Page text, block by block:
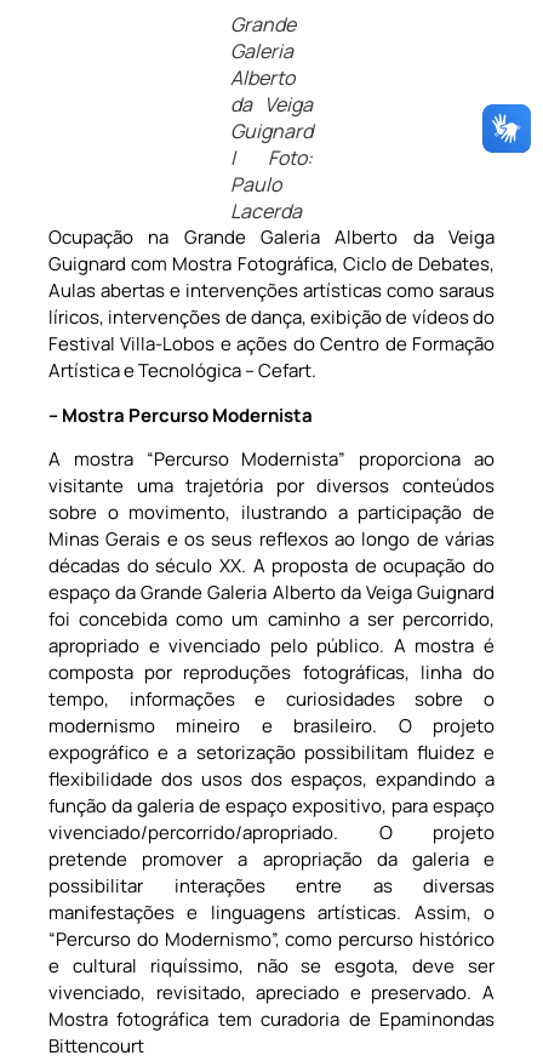
Grande
Galeria
Alberto
da Veiga
Guignard
| Foto:
Paulo
Lacerda
Ocupação na Grande Galeria Alberto da Veiga
Guignard com Mostra Fotográfica, Ciclo de Debates,
Aulas abertas e intervenções artísticas como saraus
líricos, intervenções de dança, exibição de vídeos do
Festival Villa-Lobos e ações do Centro de Formação
Artística e Tecnológica – Cefart.
– Mostra Percurso Modernista
A mostra “Percurso Modernista” proporciona ao
visitante uma trajetória por diversos conteúdos
sobre o movimento, ilustrando a participação de
Minas Gerais e os seus reflexos ao longo de várias
décadas do século XX. A proposta de ocupação do
espaço da Grande Galeria Alberto da Veiga Guignard
foi concebida como um caminho a ser percorrido,
apropriado e vivenciado pelo público. A mostra é
composta por reproduções fotográficas, linha do
tempo, informações e curiosidades sobre o
modernismo mineiro e brasileiro. O projeto
expográfico e a setorização possibilitam fluidez e
flexibilidade dos usos dos espaços, expandindo a
função da galeria de espaço expositivo, para espaço
vivenciado/percorrido/apropriado. O projeto
pretende promover a apropriação da galeria e
possibilitar interações entre as diversas
manifestações e linguagens artísticas. Assim, o
“Percurso do Modernismo”, como percurso histórico
e cultural riquíssimo, não se esgota, deve ser
vivenciado, revisitado, apreciado e preservado. A
Mostra fotográfica tem curadoria de Epaminondas
Bittencourt